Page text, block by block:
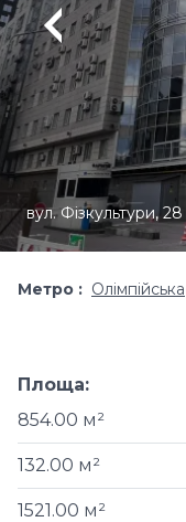
вул. Фізкультури, 28
Метро Олімпійська
Площа:
854.00 м²
132.00 м²
1521.00 м²